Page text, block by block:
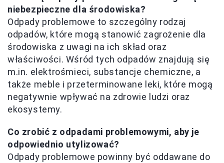
niebezpieczne dla środowiska?
Odpady problemowe to szczególny rodzaj
odpadów, które mogą stanowić zagrożenie dla
środowiska z uwagi na ich skład oraz
właściwości. Wśród tych odpadów znajdują się
m.in. elektrośmieci, substancje chemiczne, a
także meble i przeterminowane leki, które mogą
negatywnie wpływać na zdrowie ludzi oraz
ekosystemy.
Co zrobić z odpadami problemowymi, aby je
odpowiednio utylizować?
Odpady problemowe powinny być oddawane do